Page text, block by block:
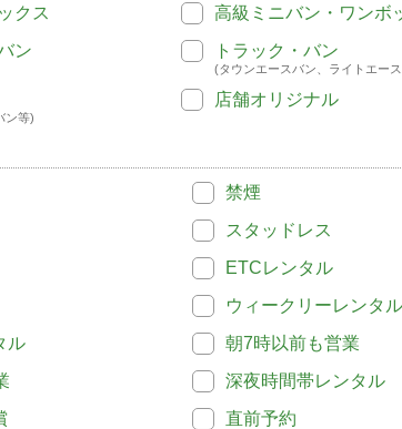
クス
高級ミニバン・ワンボ
ン
トラック・バン
(タウンエースバン、ライトエー
ン等)
店舗オリジナル
禁煙
スタッドレス
ETCレンタル
ウィークリーレンタル
ル
朝7時以前も営業
深夜時間帯レンタル
直前予約